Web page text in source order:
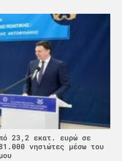
23,2 εκατ. ευρώ σε
νησιώτες μέσω του